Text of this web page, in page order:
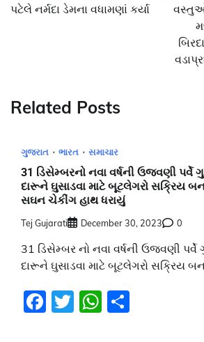
પટેલે નર્મદા ડેમના વધામણાં કર્યા
Related Posts
ગુજરાત ભારત સમાચાર
31 ડિસેમ્બરનો નવા વર્ષની ઉજવણી પર્વે
દારૂને ઘુસાડવા માટે બૂટલેગરો સક્રિય
સઘન ચેકીંગ હાથ ધરાયું
Tej Gujarati December 30, 2023 0
31 ડિસેમ્બર નો નવા વર્ષની ઉજવણી પર્વે
દારૂને ઘુસાડવા માટે બૂટલેગરો સક્રિય
Facebook
TwitterWhatsApp